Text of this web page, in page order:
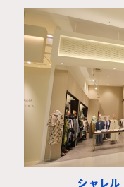
シャレ